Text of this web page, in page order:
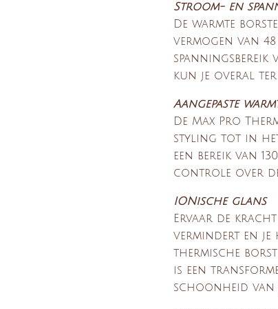
Stroom- en
De warmte
vermogen van
spanningsbereik
kun je overal
Aangepaste
De Max Pro
styling tot in het
een bereik van
controle over
IONische glans
Ervaar de
vermindert en je
thermische
is een
schoonheid van